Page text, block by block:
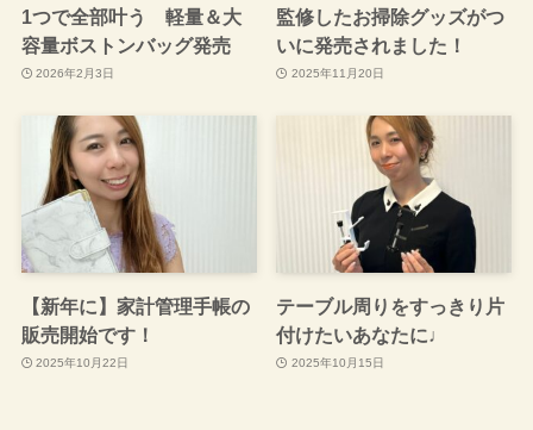
1つで全部叶う 軽量＆大
容量ボストンバッグ発売
2026年2月3日
監修したお掃除グッズがつ
いに発売されました！
2025年11月20日
【新年に】家計管理手帳の
販売開始です！
2025年10月22日
テーブル周りをすっきり片
付けたいあなたに♩
2025年10月15日